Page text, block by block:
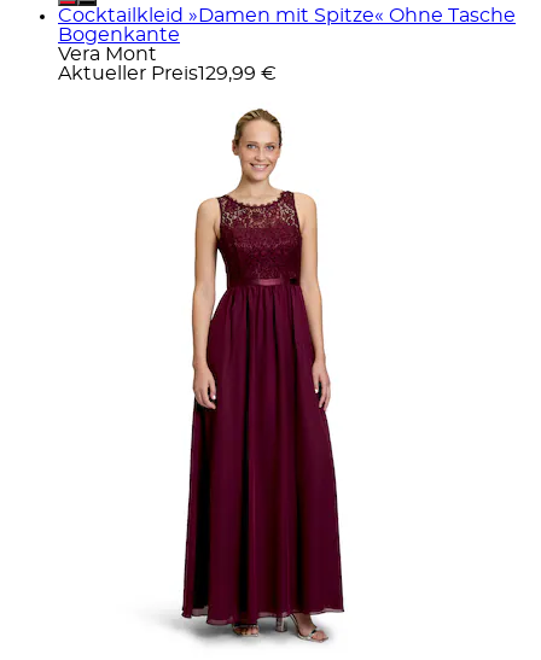
Cocktailkleid »Damen mit Spitze« Ohne Tasche
Bogenkante
Vera Mont
Aktueller Preis129,99 €